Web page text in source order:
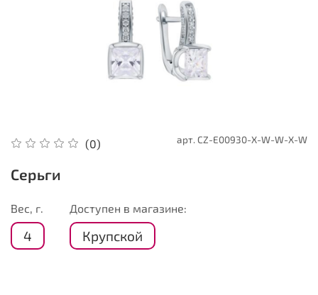
(0) арт. CZ-E00930-X-W-W-X-W
Серьги
Вес, г.
4
Доступен в магазине:
Крупской